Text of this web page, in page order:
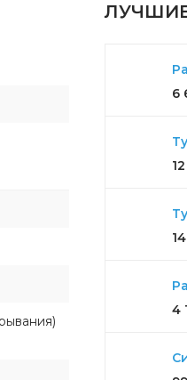
6
4